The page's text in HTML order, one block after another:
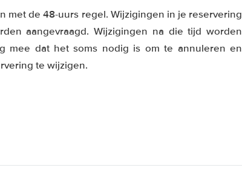
met de 48-uurs regel. Wijzigingen in je reservering
aangevraagd. Wijzigingen na die tijd worden
mee dat het soms nodig is om te annuleren en
te wijzigen.